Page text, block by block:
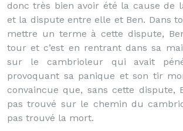
donc très bien avoir été la cause de
et la dispute entre elle et Ben. Dans
mettre un terme à cette dispute,
tour et c’est en rentrant dans sa
sur le cambrioleur qui avait
provoquant sa panique et son tir
convaincue que, sans cette dispute,
pas trouvé sur le chemin du
pas trouvé la mort.